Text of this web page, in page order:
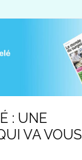
: UNE
VA VOUS